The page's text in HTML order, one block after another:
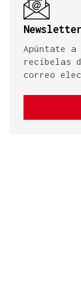
Apúntate
recíbelas
correo